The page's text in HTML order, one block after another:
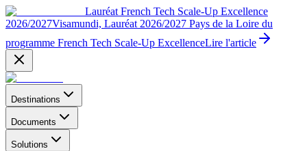
Lauréat French Tech Scale-Up Excellence
2026/2027Visamundi, Lauréat 2026/2027 Pays de la Loire du
programme French Tech Scale-Up ExcellenceLire l'article
Destinations
Documents
Solutions